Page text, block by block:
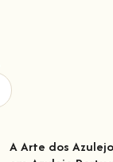
A Arte dos